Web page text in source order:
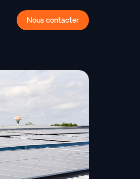
Nous contacter